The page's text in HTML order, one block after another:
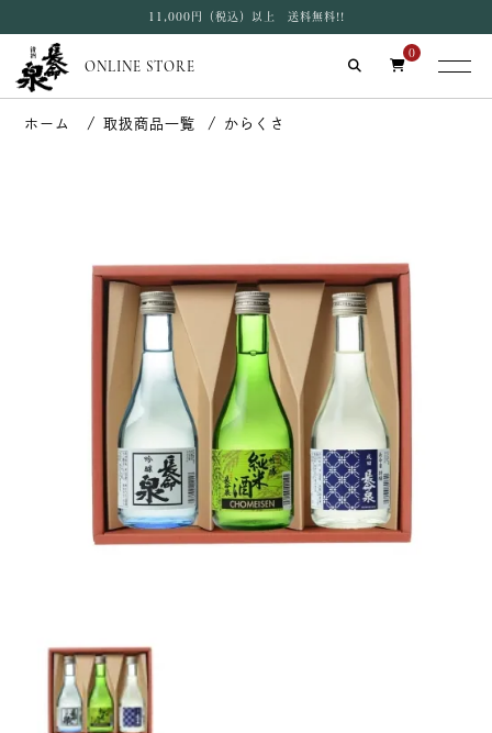
11,000円（税込）以上 送料無料!!
ONLINE STORE
0
取扱商品一覧 からくさ